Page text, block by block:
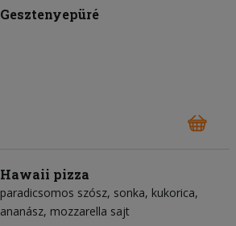
Gesztenyepüré
Hawaii pizza
paradicsomos szósz sonka kukorica
ananász mozzarella sajt